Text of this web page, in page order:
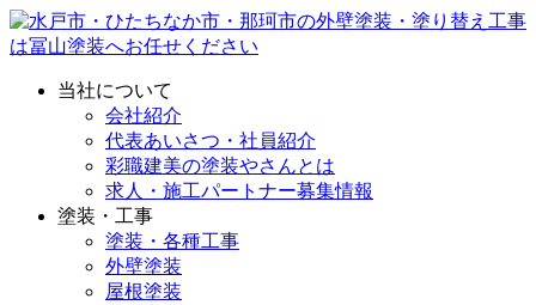
当社について
会社紹介
代表あいさつ・社員紹介
彩職建美の塗装やさんとは
求人・施工パートナー募集情報
塗装・工事
塗装・各種工事
外壁塗装
屋根塗装